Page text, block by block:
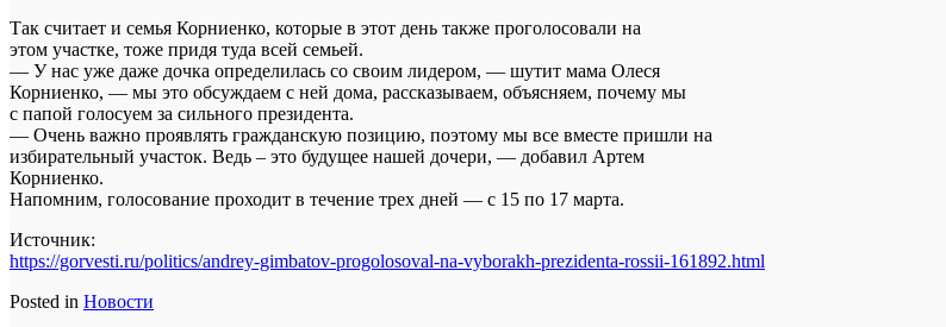
Так считает и семья Корниенко, которые в этот день также проголосовали на
этом участке, тоже придя туда всей семьей.
— У нас уже даже дочка определилась со своим лидером, — шутит мама Олеся
Корниенко, — мы это обсуждаем с ней дома, рассказываем, объясняем, почему мы
с папой голосуем за сильного президента.
— Очень важно проявлять гражданскую позицию, поэтому мы все вместе пришли на
избирательный участок. Ведь – это будущее нашей дочери, — добавил Артем
Корниенко.
Напомним, голосование проходит в течение трех дней — с 15 по 17 марта.
Источник:
https://gorvesti.ru/politics/andrey-gimbatov-progolosoval-na-vyborakh-prezidenta-rossii-161892.html
Posted in Новости